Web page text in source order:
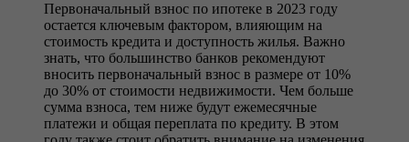
Первоначальный взнос по ипотеке в 2023 году
остается ключевым фактором, влияющим на
стоимость кредита и доступность жилья. Важно
знать, что большинство банков рекомендуют
вносить первоначальный взнос в размере от 10%
до 30% от стоимости недвижимости. Чем больше
сумма взноса, тем ниже будут ежемесячные
платежи и общая переплата по кредиту. В этом